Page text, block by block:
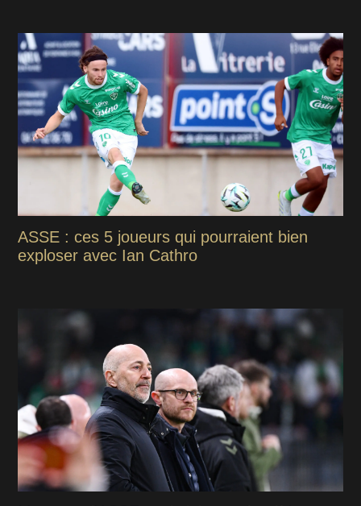
ASSE : ces 5 joueurs qui pourraient bien
exploser avec Ian Cathro